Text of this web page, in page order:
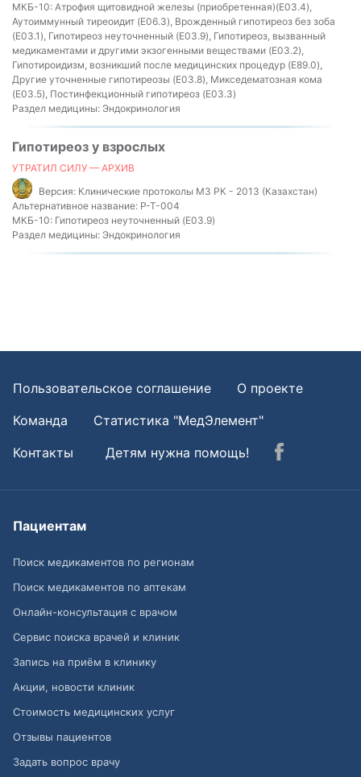
МКБ-10: Атрофия щитовидной железы (приобретенная)(E03.4),
Аутоиммунный тиреоидит (E06.3), Врожденный гипотиреоз без зоба
(E03.1), Гипотиреоз неуточненный (E03.9), Гипотиреоз, вызванный
медикаментами и другими экзогенными веществами (E03.2),
Гипотироидизм, возникший после медицинских процедур (E89.0),
Другие уточненные гипотиреозы (E03.8), Микседематозная кома
(E03.5), Постинфекционный гипотиреоз (E03.3)
Раздел медицины: Эндокринология
Гипотиреоз у взрослых
УТРАТИЛ СИЛУ — АРХИВ
Версия: Клинические протоколы МЗ РК - 2013 (Казахстан)
Альтернативное название: P-T-004
МКБ-10: Гипотиреоз неуточненный (E03.9)
Раздел медицины: Эндокринология
Пользовательское соглашение
О проекте
Команда
Статистика "МедЭлемент"
Контакты
Детям нужна помощь!
Пациентам
Поиск медикаментов по регионам
Поиск медикаментов по аптекам
Онлайн-консультация с врачом
Сервис поиска врачей и клиник
Запись на приём в клинику
Акции, новости клиник
Стоимость медицинских услуг
Отзывы пациентов
Задать вопрос врачу